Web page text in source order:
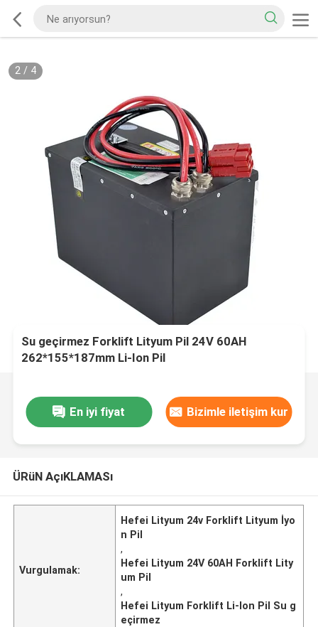
2/ 4
Su geçirmez Forklift Lityum Pil 24V 60AH
262*155*187mm Li-Ion Pil
En iyi fiyat Bizimle iletişim kur
ÜRüN AçıKLAMASı
Vurgulamak:
Hefei Lityum 24v Forklift Lityum İyo
n Pil
,
Hefei Lityum 24V 60AH Forklift Lity
um Pil
,
Hefei Lityum Forklift Li-Ion Pil Su g
eçirmez